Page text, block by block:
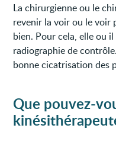
La chirurgienne ou le
revenir la voir ou le voir
bien. Pour cela, elle ou
radiographie de
bonne cicatrisation des
Que pouvez-